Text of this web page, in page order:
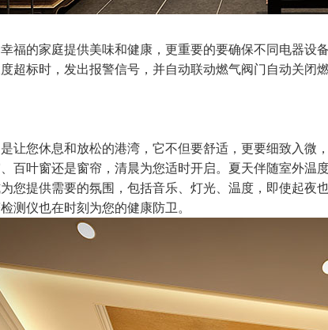
福的家庭提供美味和健康，更重要的要确保不同电器
超标时，发出报警信号，并自动联动燃气阀门自动关闭
让您休息和放松的港湾，它不但要舒适，更要细致入微，
百叶窗还是窗帘，清晨为您适时开启。夏天伴随室外温
您提供需要的氛围，包括音乐、灯光、温度，即使起夜
测仪也在时刻为您的健康防卫。